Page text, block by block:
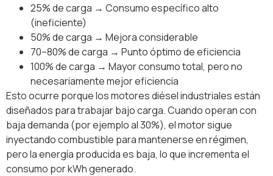
25% de carga → Consumo específico alto
(ineficiente)
50% de carga → Mejora considerable
70–80% de carga → Punto óptimo de eficiencia
100% de carga → Mayor consumo total, pero no
necesariamente mejor eficiencia
Esto ocurre porque los motores diésel industriales están
diseñados para trabajar bajo carga. Cuando operan con
baja demanda (por ejemplo al 30%), el motor sigue
inyectando combustible para mantenerse en régimen,
pero la energía producida es baja, lo que incrementa el
consumo por kWh generado.